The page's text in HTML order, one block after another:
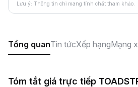
Lưu ý: Thông tin chỉ mang tính chất tham khảo.
Tổng quanTin tứcXếp hạngMạng
Tóm tắt giá trực tiếp